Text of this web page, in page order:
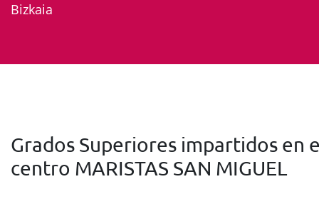
Bizkaia
Grados Superiores impartidos en
centro MARISTAS SAN MIGUEL